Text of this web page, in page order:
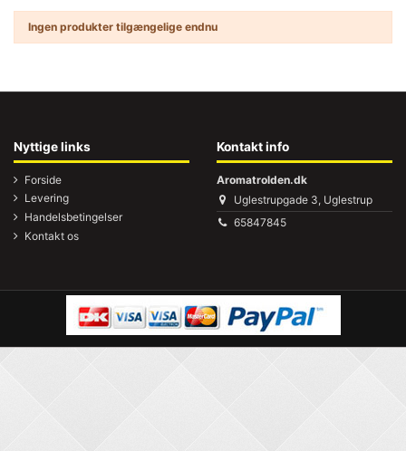
Ingen produkter tilgængelige endnu
Nyttige links
Forside
Levering
Handelsbetingelser
Kontakt os
Kontakt info
Aromatrolden.dk
Uglestrupgade 3, Uglestrup
65847845